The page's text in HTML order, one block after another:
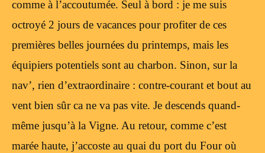
comme à l’accoutumée. Seul à bord : je me suis
octroyé 2 jours de vacances pour profiter de ces
premières belles journées du printemps, mais les
équipiers potentiels sont au charbon. Sinon, sur la
nav’, rien d’extraordinaire : contre-courant et bout au
vent bien sûr ca ne va pas vite. Je descends quand-
même jusqu’à la Vigne. Au retour, comme c’est
marée haute, j’accoste au quai du port du Four où